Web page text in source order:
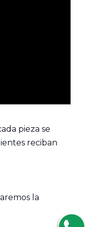
pieza se
reciban
la